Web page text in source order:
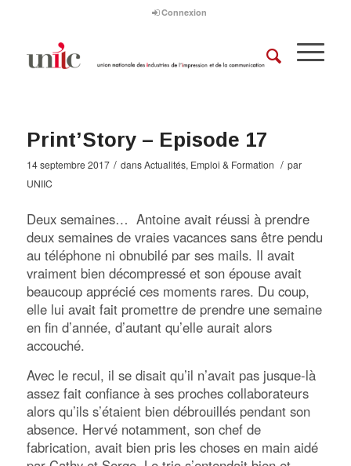
Connexion
Print’Story – Episode 17
14 septembre 2017 / dansActualités, Emploi & Formation / par
UNIIC
Deux semaines… Antoine avait réussi à prendre
deux semaines de vraies vacances sans être pendu
au téléphone ni obnubilé par ses mails. Il avait
vraiment bien décompressé et son épouse avait
beaucoup apprécié ces moments rares. Du coup,
elle lui avait fait promettre de prendre une semaine
en fin d’année, d’autant qu’elle aurait alors
accouché.
Avec le recul, il se disait qu’il n’avait pas jusque-là
assez fait confiance à ses proches collaborateurs
alors qu’ils s’étaient bien débrouillés pendant son
absence. Hervé notamment, son chef de
fabrication, avait bien pris les choses en main aidé